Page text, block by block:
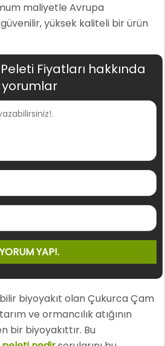
maliyetle Avrupa
yüksek kaliteli bir ürün
Fiyatları hakkında
yorumlar
biyoyakıt olan Çukurca Çam
ve ormancılık atığının
bir biyoyakıttır. Bu